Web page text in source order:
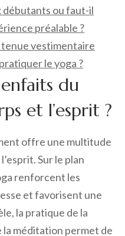
débutants ou faut-il
préalable ?
vestimentaire
le yoga ?
du
et l’esprit ?
offre une multitude
Sur le plan
renforcent les
et favorisent une
la pratique de la
méditation permet de